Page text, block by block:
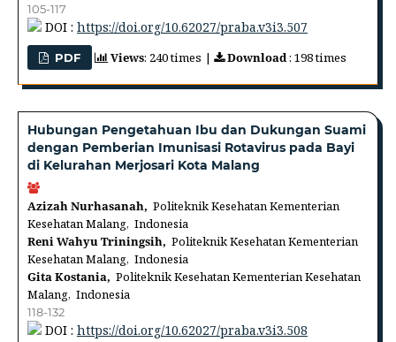
105-117
DOI : https://doi.org/10.62027/praba.v3i3.507
PDF Views: 240 times | Download: 198 times
Hubungan Pengetahuan Ibu dan Dukungan Suami
dengan Pemberian Imunisasi Rotavirus pada Bayi
di Kelurahan Merjosari Kota Malang
Azizah Nurhasanah, Politeknik Kesehatan Kementerian
Kesehatan Malang, Indonesia
Reni Wahyu Triningsih, Politeknik Kesehatan Kementerian
Kesehatan Malang, Indonesia
Gita Kostania, Politeknik Kesehatan Kementerian Kesehatan
Malang, Indonesia
118-132
DOI : https://doi.org/10.62027/praba.v3i3.508